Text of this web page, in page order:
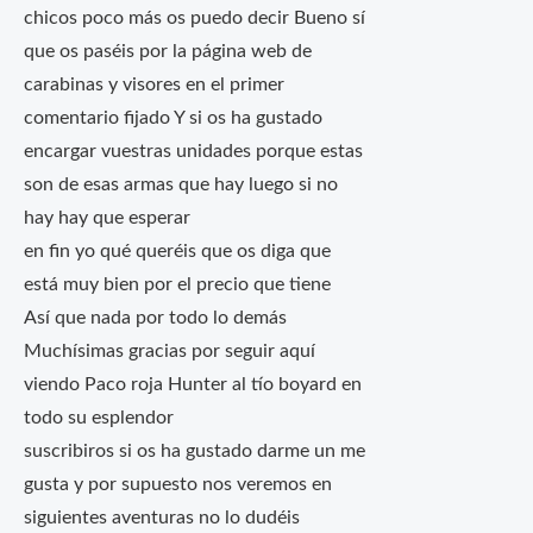
chicos poco más os puedo decir Bueno sí
que os paséis por la página web de
carabinas y visores en el primer
comentario fijado Y si os ha gustado
encargar vuestras unidades porque estas
son de esas armas que hay luego si no
hay hay que esperar
en fin yo qué queréis que os diga que
está muy bien por el precio que tiene
Así que nada por todo lo demás
Muchísimas gracias por seguir aquí
viendo Paco roja Hunter al tío boyard en
todo su esplendor
suscribiros si os ha gustado darme un me
gusta y por supuesto nos veremos en
siguientes aventuras no lo dudéis